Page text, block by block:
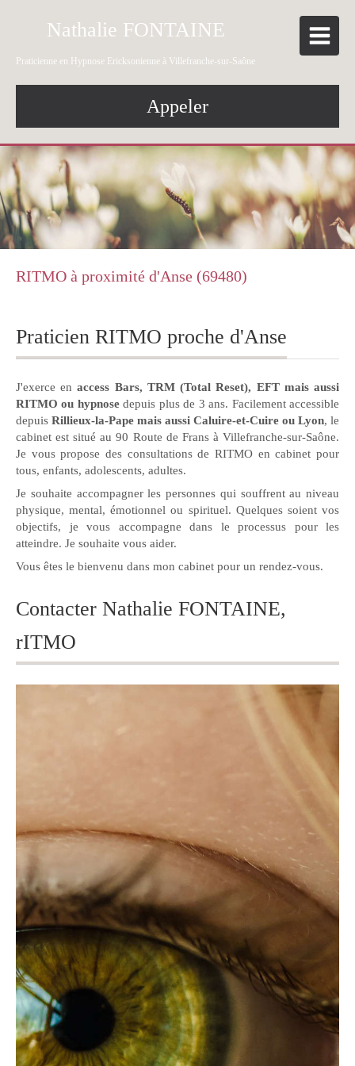
Nathalie FONTAINE
Praticienne en Hypnose Ericksonienne à Villefranche-sur-Saône
Appeler
RITMO à proximité d'Anse (69480)
Praticien RITMO proche d'Anse
J'exerce enaccess Bars, TRM (Total Reset), EFT mais aussi
RITMO ou hypnosedepuis plus de 3 ans. Facilement accessible
depuis Rillieux-la-Pape mais aussi Caluire-et-Cuire ou Lyon, le
cabinet est situé au 90 Route de Frans à Villefranche-sur-Saône.
Je vous propose des consultations de RITMO en cabinet pour
tous, enfants, adolescents, adultes.
Je souhaite accompagner les personnes qui souffrent au niveau
physique, mental, émotionnel ou spirituel. Quelques soient vos
objectifs, je vous accompagne dans le processus pour les
atteindre. Je souhaite vous aider.
Vous êtes le bienvenu dans mon cabinet pour un rendez-vous.
Contacter Nathalie FONTAINE,
rITMO